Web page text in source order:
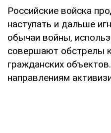
Российские войска
наступать и дальше
обычаи войны,
совершают обстрелы
гражданских
направлениям